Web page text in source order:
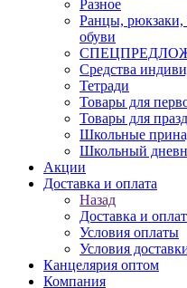
Разное
Ранцы,
обуви
Средства
Тетради
Товары для
Товары для
Школьные
Школьный
Акции
Доставка и оплата
Назад
Доставка и
Условия оплаты
Условия
Канцелярия оптом
Компания